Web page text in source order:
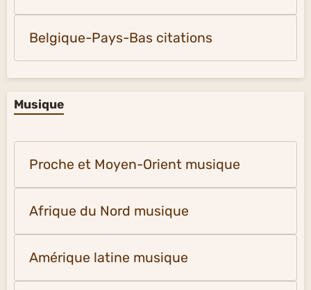
Belgique-Pays-Bas citations
Musique
Proche et Moyen-Orient musique
Afrique du Nord musique
Amérique latine musique